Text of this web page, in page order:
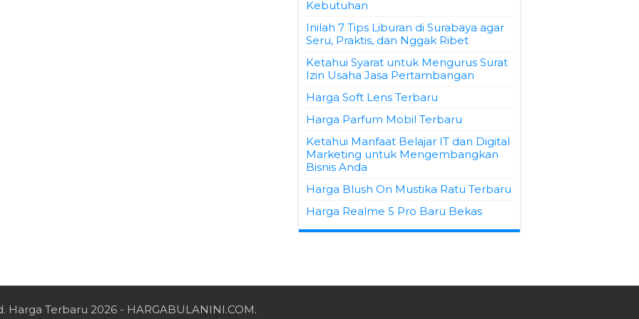
Kebutuhan
Inilah 7 Tips Liburan di Surabaya agar
Seru, Praktis, dan Nggak Ribet
Ketahui Syarat untuk Mengurus Surat
Izin Usaha Jasa Pertambangan
Harga Soft Lens Terbaru
Harga Parfum Mobil Terbaru
Ketahui Manfaat Belajar IT dan Digital
Marketing untuk Mengembangkan
Bisnis Anda
Harga Blush On Mustika Ratu Terbaru
Harga Realme 5 Pro Baru Bekas
Harga Terbaru 2026 - HARGABULANINI.COM.